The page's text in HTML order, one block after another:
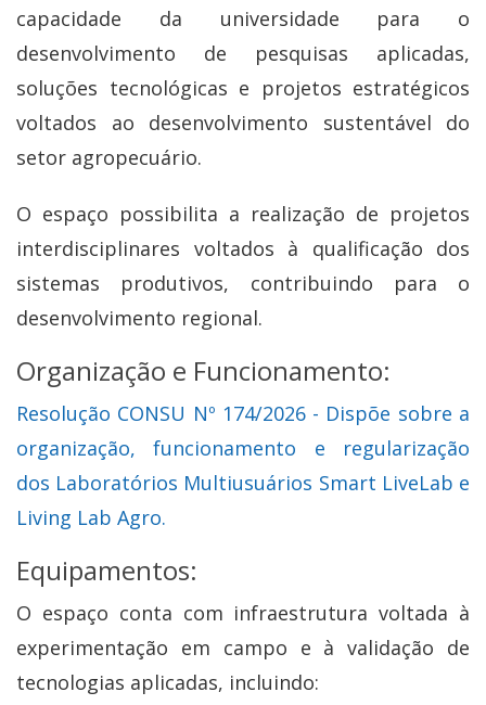
capacidade da universidade para o
desenvolvimento de pesquisas aplicadas,
soluções tecnológicas e projetos estratégicos
voltados ao desenvolvimento sustentável do
setor agropecuário.
O espaço possibilita a realização de projetos
interdisciplinares voltados à qualificação dos
sistemas produtivos, contribuindo para o
desenvolvimento regional.
Organização e Funcionamento:
Resolução CONSU Nº 174/2026 - Dispõe sobre a
organização, funcionamento e regularização
dos Laboratórios Multiusuários Smart LiveLab e
Living Lab Agro.
Equipamentos:
O espaço conta com infraestrutura voltada à
experimentação em campo e à validação de
tecnologias aplicadas, incluindo: